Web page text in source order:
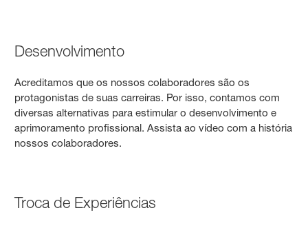
Desenvolvimento
Acreditamos que os nossos colaboradores são os
protagonistas de suas carreiras. Por isso, contamos com
diversas alternativas para estimular o desenvolvimento e
aprimoramento profissional. Assista ao vídeo com a história
nossos colaboradores.
Troca de Experiências